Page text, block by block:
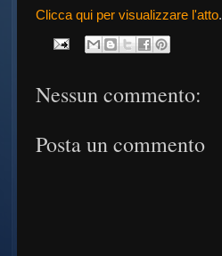
Clicca qui per visualizzare l'atto.
Nessun commento:
Posta un commento